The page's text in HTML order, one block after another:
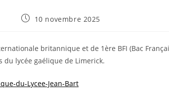
Publication
10 novembre 2025
britannique et de 1ère BFI (Bac
lycée gaélique de Limerick.
du-Lycee-Jean-Bart